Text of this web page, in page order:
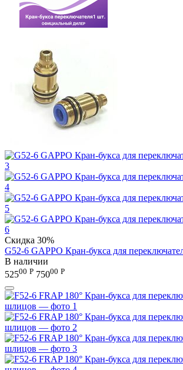
Скидка 30%
G52-6 GAPPO Кран-букса для
В наличии
52500 Р 75000 Р